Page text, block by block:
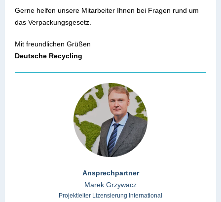
Gerne helfen unsere Mitarbeiter Ihnen bei Fragen rund um
das Verpackungsgesetz.
Mit freundlichen Grüßen
Deutsche Recycling
Ansprechpartner
Marek Grzywacz
Projektleiter Lizensierung International